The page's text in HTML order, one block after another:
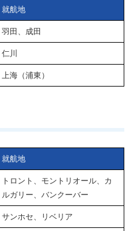
就航地
羽田、成田
仁川
上海（浦東）
就航地
トロント、モントリオール、カ
ルガリー、バンクーバー
サンホセ、リベリア